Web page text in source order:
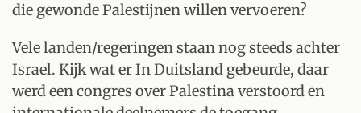
die gewonde Palestijnen willen vervoeren?
Vele landen/regeringen staan nog steeds achter
Israel. Kijk wat er In Duitsland gebeurde, daar
werd een congres over Palestina verstoord en